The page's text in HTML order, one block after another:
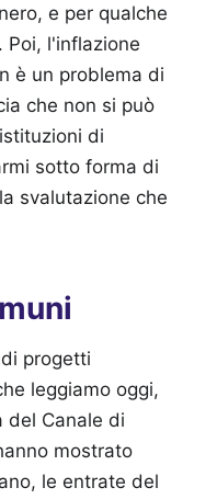
e per qualche
l'inflazione
è un problema di
che non si può
di
sotto forma di
svalutazione che
progetti
leggiamo oggi,
del Canale di
mostrato
le entrate del